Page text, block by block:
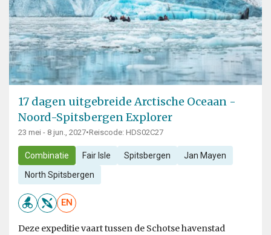
17 dagen uitgebreide Arctische Oceaan -
Noord-Spitsbergen Explorer
23 mei - 8 jun., 2027•Reiscode: HDS02C27
Combinatie Fair Isle Spitsbergen Jan Mayen
North Spitsbergen
EN
Deze expeditie vaart tussen de Schotse havenstad